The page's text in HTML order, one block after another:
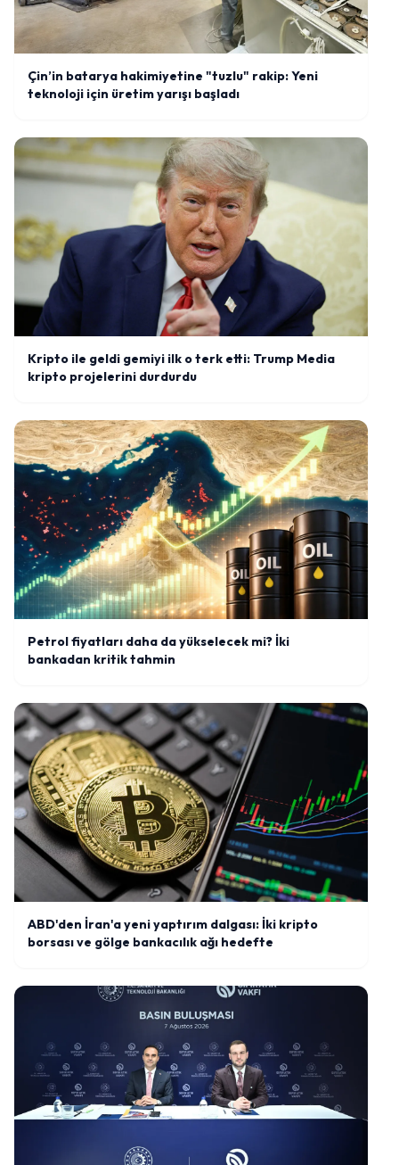
Çin’in batarya hakimiyetine "tuzlu" rakip: Yeni
teknoloji için üretim yarışı başladı
Kripto ile geldi gemiyi ilk o terk etti: Trump Media
kripto projelerini durdurdu
Petrol fiyatları daha da yükselecek mi? İki
bankadan kritik tahmin
ABD'den İran'a yeni yaptırım dalgası: İki kripto
borsası ve gölge bankacılık ağı hedefte